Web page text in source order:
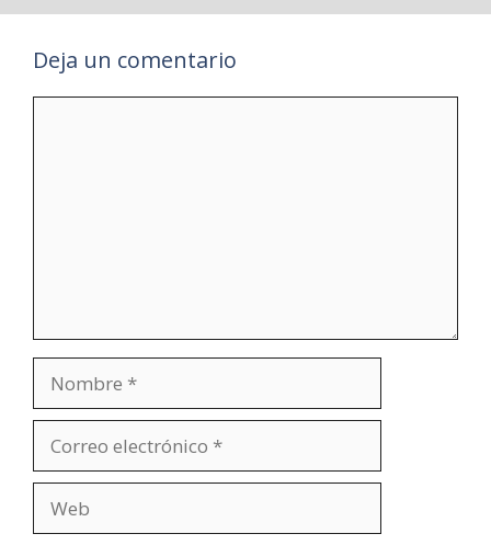
Deja un comentario
electrónico